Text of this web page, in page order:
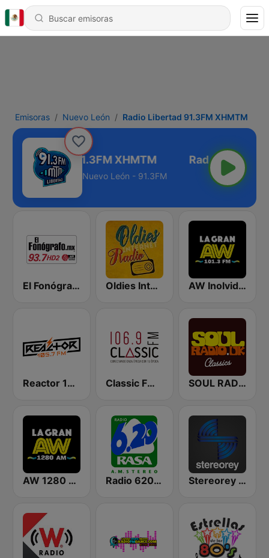
Emisoras Nuevo León Radio Libertad 91.3FM XHMTM
Libertad 91.3FM XHMTM
Nuevo León - 91.3FM
El Fonógrafo HD2 Oldies Internet Radio AW Inolvidable 101.3 FM | Monterrey
Reactor 105.7 FM Classic FM 106.9 | Monterrey SOUL RADIO Only Classic Soul
AW 1280 AM | Monterrey Radio 620 AM Stereorey México